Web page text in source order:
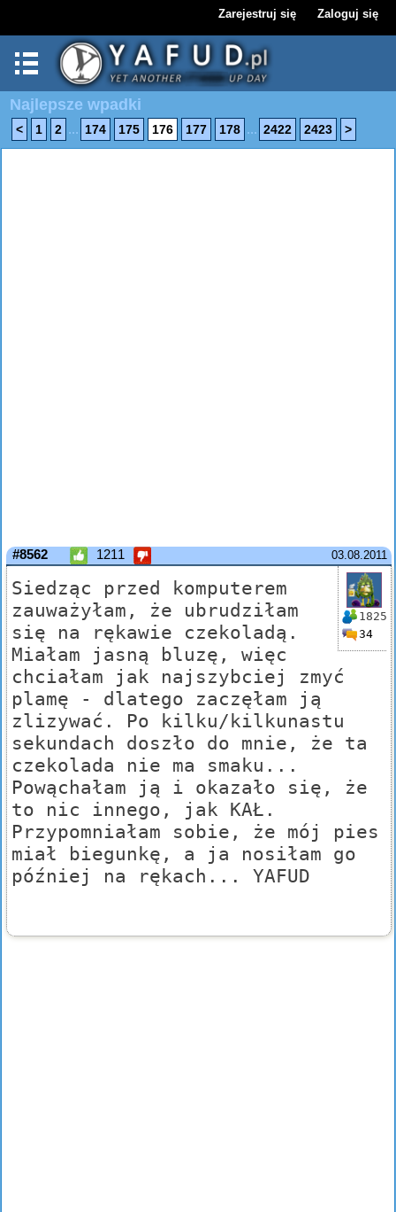
Zarejestruj się Zaloguj się
Najlepsze wpadki
< 1 2 ... 174 175 176 177 178 ... 2422 2423 >
03.08.2011
#8562 1211
1825
34
Siedząc przed komputerem
zauważyłam, że ubrudziłam
się na rękawie czekoladą.
Miałam jasną bluzę, więc
chciałam jak najszybciej zmyć
plamę - dlatego zaczęłam ją
zlizywać. Po kilku/kilkunastu
sekundach doszło do mnie, że ta
czekolada nie ma smaku...
Powąchałam ją i okazało się, że
to nic innego, jak KAŁ.
Przypomniałam sobie, że mój pies
miał biegunkę, a ja nosiłam go
później na rękach... YAFUD